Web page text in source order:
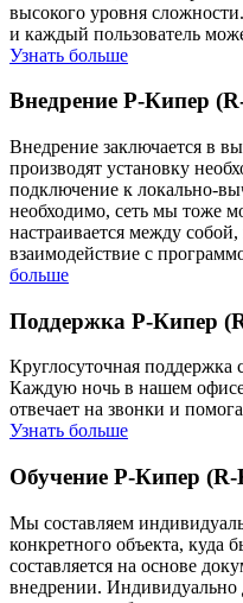
высокого уровня
и каждый пользователь
Узнать больше
Внедрение Р-Кипер
Внедрение заключается в
производят установку
подключение к локально-
необходимо, сеть мы тоже
настраивается между собой,
взаимодействие с
больше
Поддержка Р-Кипер
Круглосуточная
Каждую ночь в нашем
отвечает на звонки и
Узнать больше
Обучение Р-Кипер (R-
Мы составляем
конкретного объекта, куда
составляется на основе
внедрении. Индивидуально